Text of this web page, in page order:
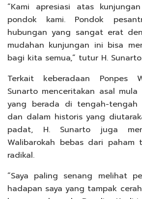
“Kami apresiasi atas
pondok kami. Pondok
hubungan yang sangat erat
mudahan kunjungan ini bisa
bagi kita semua,” tutur H.
Terkait keberadaan Ponpes
Sunarto menceritakan asal mula
yang berada di tengah-tengah
dan dalam historis yang
padat, H. Sunarto juga
Walibarokah bebas dari paham
radikal.
”Saya paling senang melihat
hadapan saya yang tampak